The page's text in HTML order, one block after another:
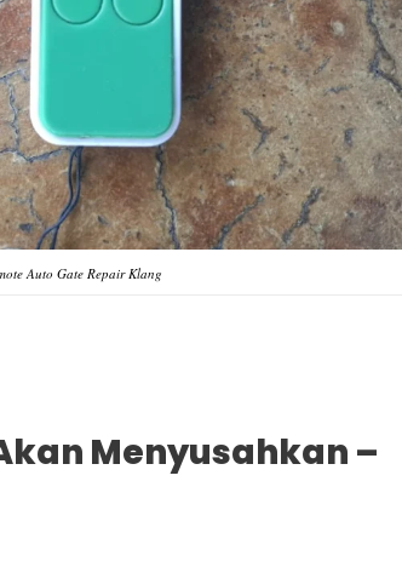
Auto Gate Repair Klang
Menyusahkan –